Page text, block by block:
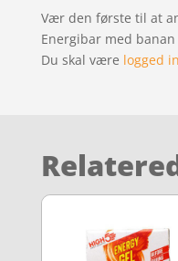
Vær den første til at
Energibar med banan
Du skal være logged in